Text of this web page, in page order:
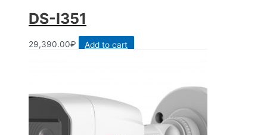
DS-I351
29,390.00₽ Add to cart